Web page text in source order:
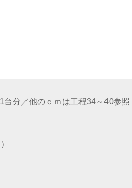
分／他のｃｍは工程34～40参照